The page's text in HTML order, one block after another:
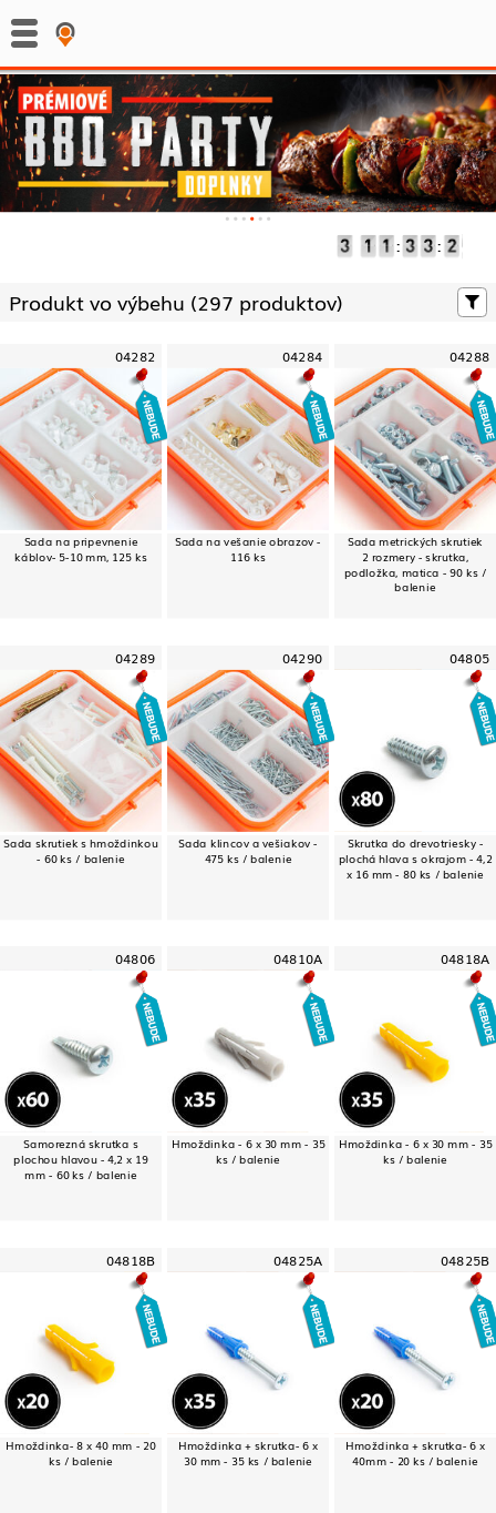
: :
Produkt vo výbehu (297 produktov)
04282
Sada na pripevnenie
káblov- 5-10 mm, 125 ks
04284
Sada na vešanie obrazov -
116 ks
04288
Sada metrických skrutiek
2 rozmery - skrutka,
podložka, matica - 90 ks /
balenie
04289
Sada skrutiek s hmoždinkou
- 60 ks / balenie
04290
Sada klincov a vešiakov -
475 ks / balenie
04805
Skrutka do drevotriesky -
plochá hlava s okrajom - 4,2
x 16 mm - 80 ks / balenie
04806
Samorezná skrutka s
plochou hlavou - 4,2 x 19
mm - 60 ks / balenie
04810A
Hmoždinka - 6 x 30 mm - 35
ks / balenie
04818A
Hmoždinka - 6 x 30 mm - 35
ks / balenie
04818B
Hmoždinka- 8 x 40 mm - 20
ks / balenie
04825A
Hmoždinka + skrutka- 6 x
30 mm - 35 ks / balenie
04825B
Hmoždinka + skrutka- 6 x
40mm - 20 ks / balenie